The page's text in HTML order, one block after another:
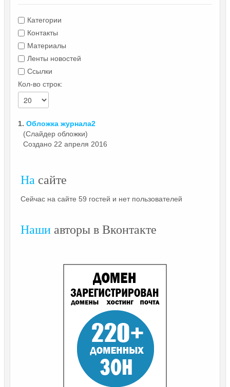
Категории
Контакты
Материалы
Ленты новостей
Ссылки
Кол-во строк:
1. Обложка журнала2
(Слайдер обложки)
Создано 22 апреля 2016
На сайте
Сейчас на сайте 59 гостей и нет пользователей
Наши авторы в Вконтакте